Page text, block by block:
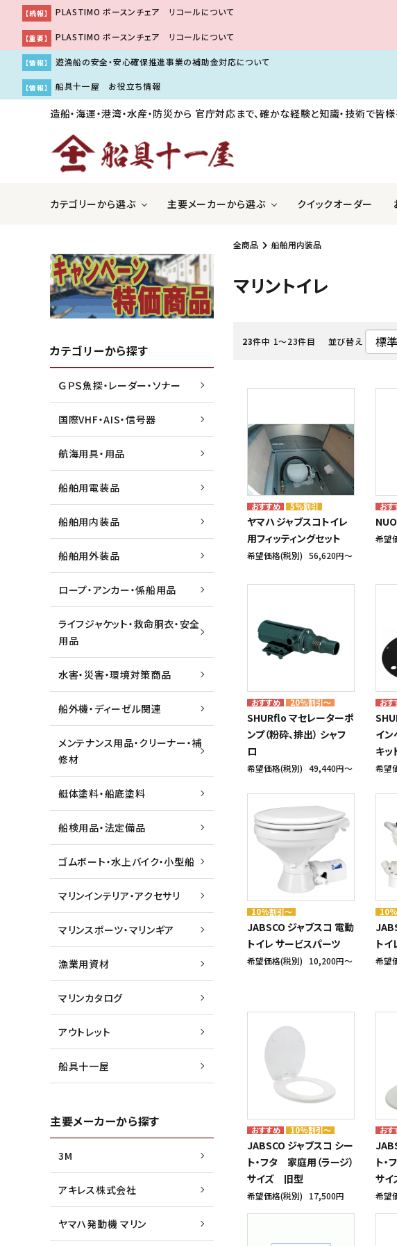
【続報】 PLASTIMO ボースンチェア リコールについて
【重要】 PLASTIMO ボースンチェア リコールについて
【情報】 遊漁船の安全・安心確保推進事業の補助金対応について
【情報】 船具十一屋 お役立ち情報
造船・海運・港湾・水産・防災から 官庁対応まで、確かな経験と知識・技術で皆様
カテゴリーから選ぶ
ＧＰＳ魚探・レーダー・ソナー
船舶用内装品
水害・災害・環境対策商品 船外機・ディーゼル関連
船検用品・法定備品 ゴムボート・水上バイク・
漁業用資材 マリンカタログ
主要メーカーから選ぶ
アキレス株式会社
株式会社工進
ジョイクラフト株式会社 高階救命器具株式会社
トーハツ株式会社 トレルボルグ
本多電子株式会社 未来テクノ株式会社
クイックオーダー
全商品 船舶用内装品
マリントイレ
23件中 1〜23件目 並び替え
5%割引
ヤマハ ジャブスコトイレ
用フィッティングセット
希望価格(税別) 56,620円〜
希望
20%割引～
SHURflo マセレーターポ
ンプ（粉砕、排出） シャフ
ロ
希望価格(税別) 49,440円〜
イン
キッ
希望
10%割引～
JABSCO ジャブスコ 電動
トイレ サービスパーツ
希望価格(税別) 10,200円〜
トイ
希望
10%割引～
JABSCO ジャブスコ シー
ト・フタ 家庭用（ラージ）
サイズ 旧型
希望価格(税別) 17,500円
ト・
サイ
希望
カテゴリーから探す
ＧＰＳ魚探・レーダー・ソナー
国際VHF・AIS・信号器
航海用具・用品
船舶用電装品
船舶用内装品
船舶用外装品
ロープ・アンカー・係船用品
ライフジャケット・救命胴衣・安全
用品
水害・災害・環境対策商品
船外機・ディーゼル関連
メンテナンス用品・クリーナー・補
修材
艇体塗料・船底塗料
船検用品・法定備品
ゴムボート・水上バイク・小型船
マリンインテリア・アクセサリ
マリンスポーツ・マリンギア
漁業用資材
マリンカタログ
アウトレット
船具十一屋
主要メーカーから探す
3M
アキレス株式会社
ヤマハ発動機 マリン